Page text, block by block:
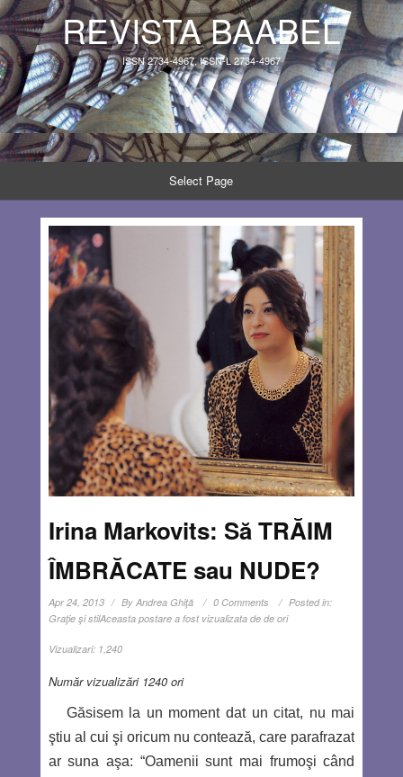
REVISTA BAABEL
ISSN 2734-4967, ISSN-L 2734-4967
Select Page
Irina Markovits: Să TRĂIM
ÎMBRĂCATE sau NUDE?
Apr 24, 2013 By Andrea Ghiţă 0 Comments
Posted in:
Graţie şi stilAceasta postare a fost vizualizata de de ori
Vizualizari: 1,240
Număr vizualizări 1240 ori
Găsisem la un moment dat un citat, nu mai
ştiu al cui şi oricum nu contează, care parafrazat
ar suna aşa: “Oamenii sunt mai frumoşi când